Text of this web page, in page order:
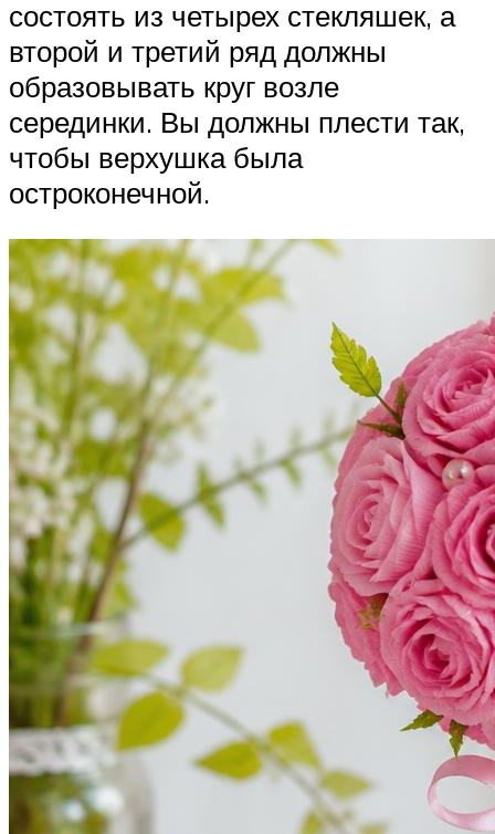
состоять из четырех стекляшек, а
второй и третий ряд должны
образовывать круг возле
серединки. Вы должны плести так,
чтобы верхушка была
остроконечной.